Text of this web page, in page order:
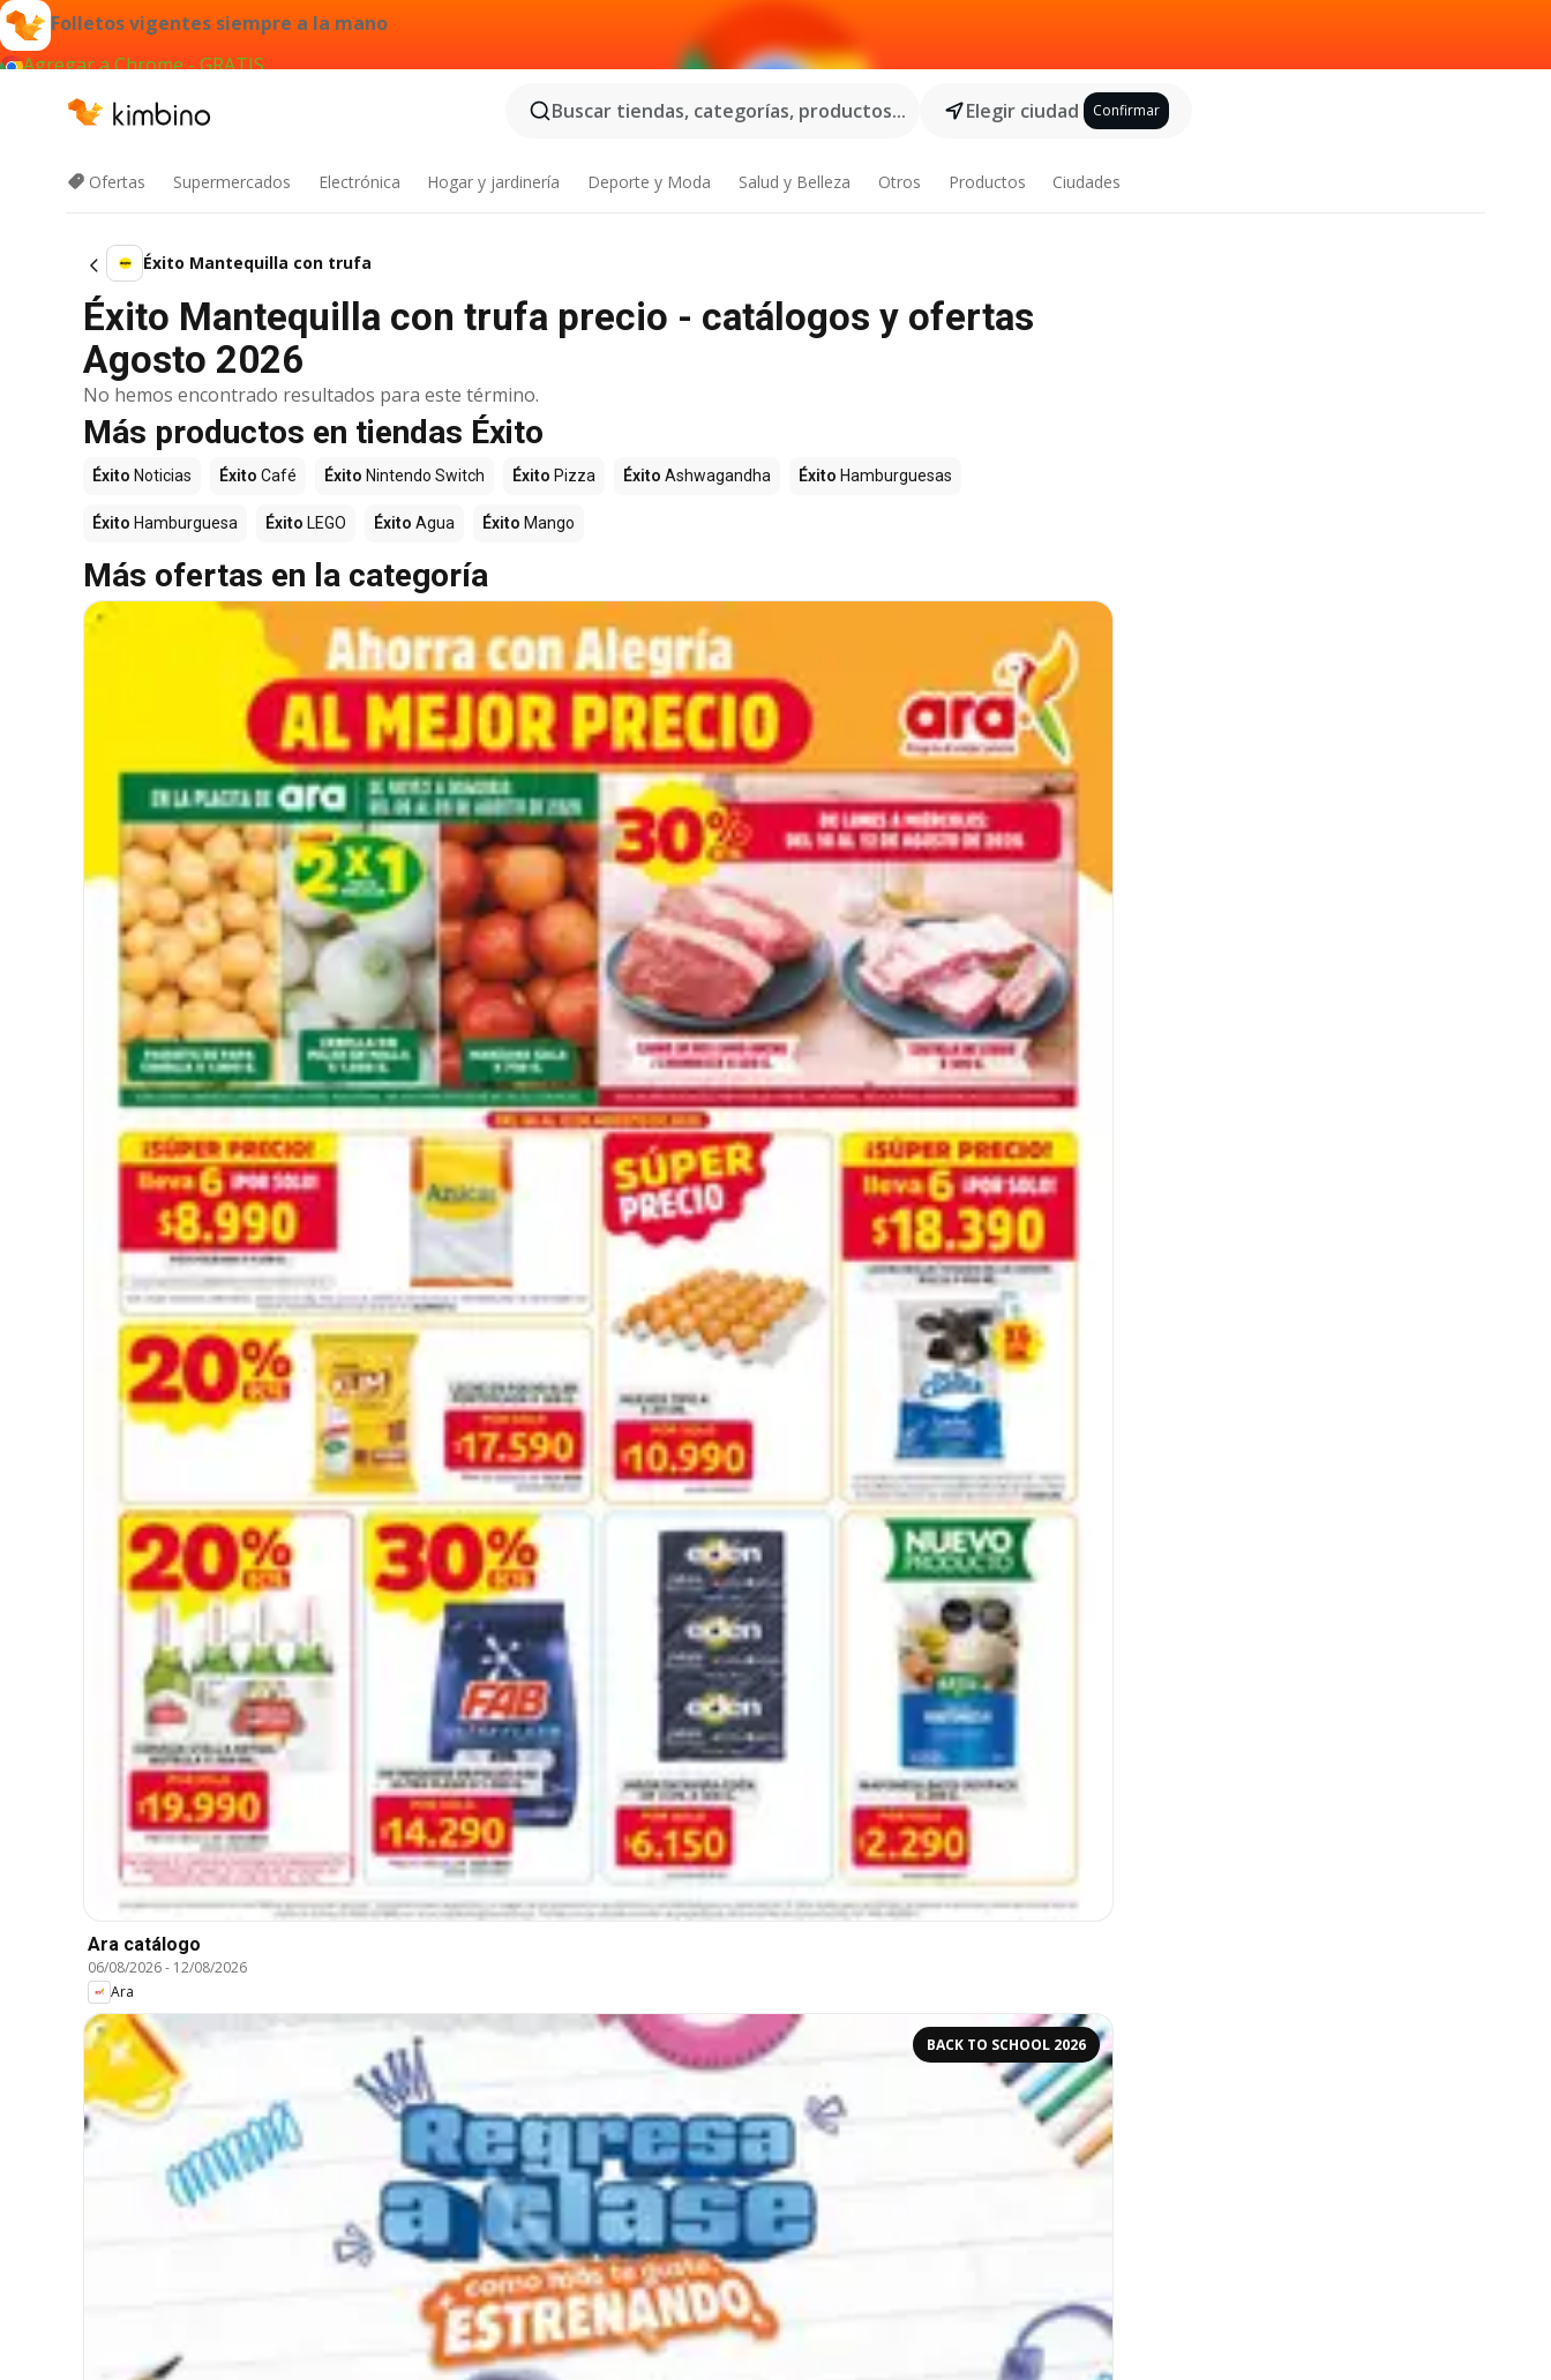
Folletos vigentes siempre a la mano
Agregar a Chrome - GRATIS
Buscar tiendas, categorías, productos...
Elegir ciudad Confirmar
Ofertas Supermercados Electrónica Hogar y jardinería Deporte y Moda Salud y Belleza Otros Productos Ciudades
Éxito Mantequilla con trufa
Éxito Mantequilla con trufa precio - catálogos y ofertas
Agosto 2026
No hemos encontrado resultados para este término.
Más productos en tiendas Éxito
Éxito Noticias Éxito Café Éxito Nintendo Switch Éxito Pizza Éxito Ashwagandha Éxito Hamburguesas
Éxito Hamburguesa Éxito LEGO Éxito Agua Éxito Mango
Más ofertas en la categoría
Ara catálogo
06/08/2026- 12/08/2026
Ara
BACK TO SCHOOL 2026